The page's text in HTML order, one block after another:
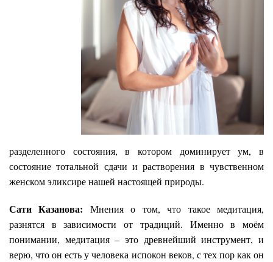
разделенного состояния, в котором доминирует ум, в
состояние тотальной сдачи и растворения в чувственном
женском эликсире нашей настоящей природы.
Сати Казанова: Мнения о том, что такое медитация,
разнятся в зависимости от традиций. Именно в моём
понимании, медитация – это древнейший инструмент, и
верю, что он есть у человека испокон веков, с тех пор как он